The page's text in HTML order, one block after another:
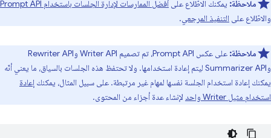
ملاحظة: يمكنك الاطّلاع على أفضل الممارسات لإدارة الجلسات باستخدام Prompt API
والاطّلاع على التنفيذ المرجعي.
ملاحظة:
على عكس Prompt API، تم تصميم Writer API وRewriter API
وSummarizer API ليتم إعادة استخدامها. ولا تحتفظ هذه الجلسات بالسياق، ما يعني أنّه
يمكنك إعادة استخدام الجلسة نفسها لمهام غير مرتبطة. على سبيل المثال، يمكنك إعادة
استخدام مثيل Writer واحد
لإنشاء عدة أجزاء من المحتوى.